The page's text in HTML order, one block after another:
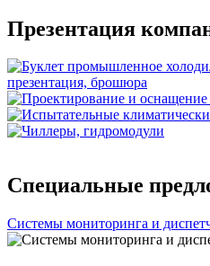
Презентация
Специальные
Системы мониторинга и